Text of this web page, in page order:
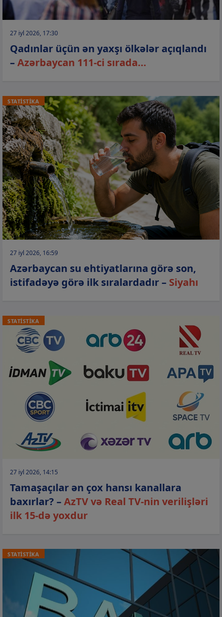
27 iyl 2026, 17:30
Qadınlar üçün ən yaxşı ölkələr açıqlandı
–Azərbaycan 111-ci sırada…
STATİSTİKA
27 iyl 2026, 16:59
Azərbaycan su ehtiyatlarına görə son,
istifadəyə görə ilk sıralardadır – Siyahı
STATİSTİKA
27 iyl 2026, 14:15
Tamaşaçılar ən çox hansı kanallara
baxırlar? –AzTV və Real TV-nin verilişləri
ilk 15-də yoxdur
STATİSTİKA